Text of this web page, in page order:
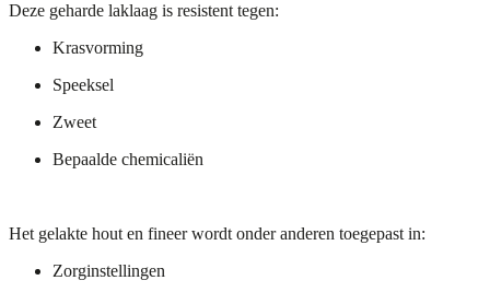
Deze geharde laklaag is resistent tegen:
Krasvorming
Speeksel
Zweet
Bepaalde chemicaliën
Het gelakte hout en fineerwordt onder anderen toegepast in:
Zorginstellingen